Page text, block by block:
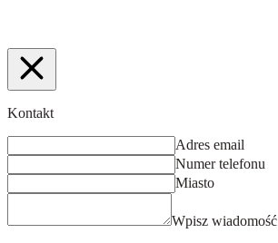
Kontakt
Adres email
Numer telefonu
Miasto
Wpisz wiadomość